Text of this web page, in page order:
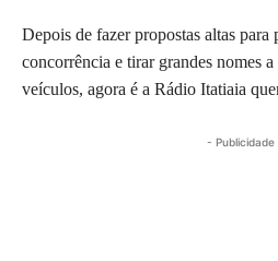
Depois de fazer propostas altas para
concorrência e tirar grandes nomes
veículos, agora é a Rádio Itatiaia
- Publicidade